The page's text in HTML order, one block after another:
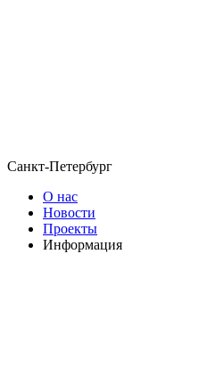
Санкт-Петербург
О нас
Новости
Проекты
Информация